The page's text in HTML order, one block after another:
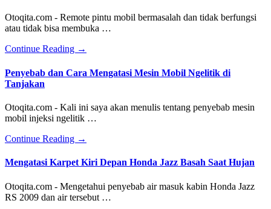
Pada
Power
Audio
Mobil
Otoqita.com - Remote pintu mobil bermasalah dan tidak berfungsi
atau tidak bisa membuka …
Continue Reading about
dan
Cara
Remote
Pintu
Mobil
Berfungsi
→
Penyebab dan Cara Mengatasi Mesin Mobil Ngelitik di
Tanjakan
Otoqita.com - Kali ini saya akan menulis tentang penyebab mesin
mobil injeksi ngelitik …
Continue Reading about
dan
Mengatasi
Mesin
Mobil
→
Mengatasi Karpet Kiri Depan Honda Jazz Basah Saat Hujan
Otoqita.com - Mengetahui penyebab air masuk kabin Honda Jazz
RS 2009 dan air tersebut …